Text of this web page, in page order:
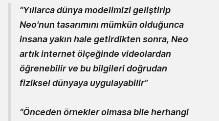
“Yıllarca dünya modelimizi geliştirip
Neo'nun tasarımını mümkün olduğunca
insana yakın hale getirdikten sonra, Neo
artık internet ölçeğinde videolardan
öğrenebilir ve bu bilgileri doğrudan
fiziksel dünyaya uygulayabilir”
“Önceden örnekler olmasa bile herhangi